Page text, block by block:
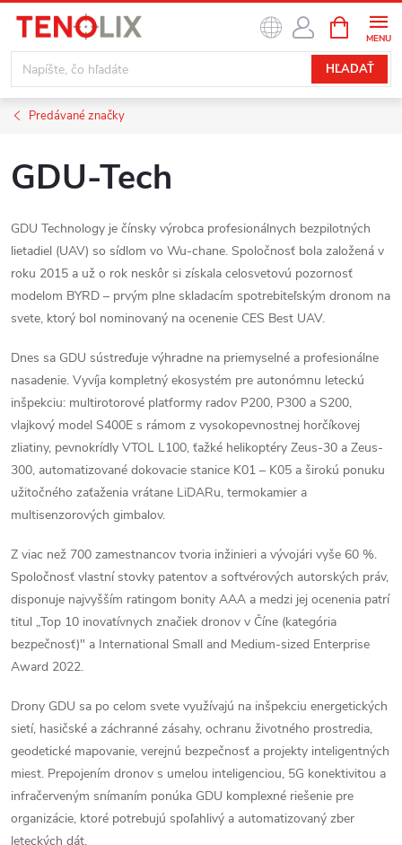
obsah
HĽADAŤ
KOŠÍK
Predávané značky
GDU-Tech
GDU Technology je čínsky výrobca profesionálnych bezpilotných
lietadiel (UAV) so sídlom vo Wu-chane. Spoločnosť bola založená v
roku 2015 a už o rok neskôr si získala celosvetovú pozornosť
modelom BYRD – prvým plne skladacím spotrebiteľským dronom na
svete, ktorý bol nominovaný na ocenenie CES Best UAV.
Dnes sa GDU sústreďuje výhradne na priemyselné a profesionálne
nasadenie. Vyvíja kompletný ekosystém pre autonómnu leteckú
inšpekciu: multirotorové platformy radov P200, P300 a S200,
vlajkový model S400E s rámom z vysokopevnostnej horčíkovej
zliatiny, pevnokrídly VTOL L100, ťažké helikoptéry Zeus-30 a Zeus-
300, automatizované dokovacie stanice K01 – K05 a širokú ponuku
užitočného zaťaženia vrátane LiDARu, termokamier a
multisenzorových gimbalov.
Z viac než 700 zamestnancov tvoria inžinieri a vývojári vyše 60 %.
Spoločnosť vlastní stovky patentov a softvérových autorských práv,
disponuje najvyšším ratingom bonity AAA a medzi jej ocenenia patrí
titul „Top 10 inovatívnych značiek dronov v Číne (kategória
bezpečnosť)" a International Small and Medium-sized Enterprise
Award 2022.
Drony GDU sa po celom svete využívajú na inšpekciu energetických
sietí, hasičské a záchranné zásahy, ochranu životného prostredia,
geodetické mapovanie, verejnú bezpečnosť a projekty inteligentných
miest. Prepojením dronov s umelou inteligenciou, 5G konektivitou a
infračerveným snímaním ponúka GDU komplexné riešenie pre
organizácie, ktoré potrebujú spoľahlivý a automatizovaný zber
leteckých dát.